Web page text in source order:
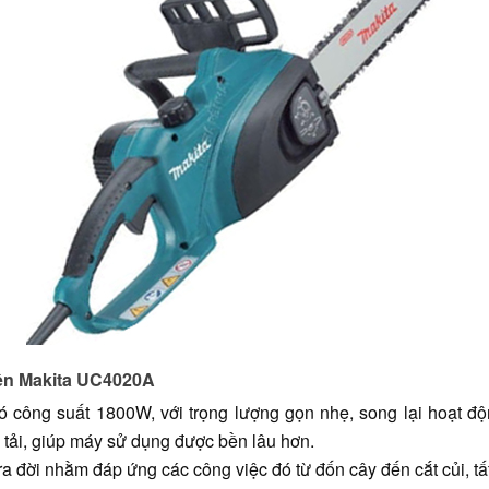
Makita UC4020A
công suất 1800W, với trọng lượng gọn nhẹ, song lại hoạt
giúp máy sử dụng được bền lâu hơn.
đời nhằm đáp ứng các công việc đó từ đốn cây đến cắt củi,